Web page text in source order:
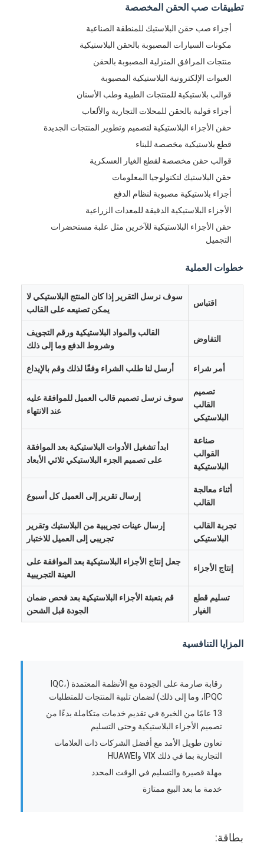
حقن صب طلقة واحدة
صب حقن صب
صب حقن OEM
إدراج حقن صب
حقن صب الإلكترونيات
خدمة الصب يموت
تطبيقات صب الحقن المخصصة
أجزاء صب حقن البلاستيك للمنطقة الصناعية
مكونات السيارات المصبوبة بالحقن البلاستيكية
منتجات المرافق المنزلية المصبوبة بالحقن
العبوات الإلكترونية البلاستيكية المصبوبة
قوالب بلاستيكية للمنتجات الطبية وطب الأسنان
أجزاء قولبة بالحقن للمحلات التجارية والألعاب
حقن الأجزاء البلاستيكية لتصميم وتطوير المنتجات الجديدة
قطع بلاستيكية مخصصة للبناء
قوالب حقن مخصصة لقطع الغيار العسكرية
حقن البلاستيك لتكنولوجيا المعلومات
أجزاء بلاستيكية مصبوبة لنظام الدفع
الأجزاء البلاستيكية الدقيقة للمعدات الزراعية
حقن الأجزاء البلاستيكية للآخرين مثل علبة مستحضرات
التجميل
خطوات العملية
اقتباس
سوف نرسل التقرير إذا كان المنتج البلاستيكي لا
يمكن تصنيعه على القالب
التفاوض
القالب والمواد البلاستيكية ورقم التجويف
وشروط الدفع وما إلى ذلك
أمر شراء أرسل لنا طلب الشراء وفقًا لذلك وقم بالإيداع
تصميم
القالب
البلاستيكي
سوف نرسل تصميم قالب العميل للموافقة عليه
عند الانتهاء
صناعة
القوالب
البلاستيكية
ابدأ تشغيل الأدوات البلاستيكية بعد الموافقة
على تصميم الجزء البلاستيكي ثلاثي الأبعاد
أثناء معالجة
القالب
إرسال تقرير إلى العميل كل أسبوع
تجربة القالب
البلاستيكي
إرسال عينات تجريبية من البلاستيك وتقرير
تجريبي إلى العميل للاختبار
إنتاج الأجزاء
جعل إنتاج الأجزاء البلاستيكية بعد الموافقة على
العينة التجريبية
تسليم قطع
الغيار
قم بتعبئة الأجزاء البلاستيكية بعد فحص ضمان
الجودة قبل الشحن
المزايا التنافسية
رقابة صارمة على الجودة مع الأنظمة المعتمدة (IQC،
IPQC، وما إلى ذلك) لضمان تلبية المنتجات للمتطلبات
13 عامًا من الخبرة في تقديم خدمات متكاملة بدءًا من
تصميم الأجزاء البلاستيكية وحتى التسليم
تعاون طويل الأمد مع أفضل الشركات ذات العلامات
التجارية بما في ذلك VIX وHUAWEI
مهلة قصيرة والتسليم في الوقت المحدد
خدمة ما بعد البيع ممتازة
بطاقة: